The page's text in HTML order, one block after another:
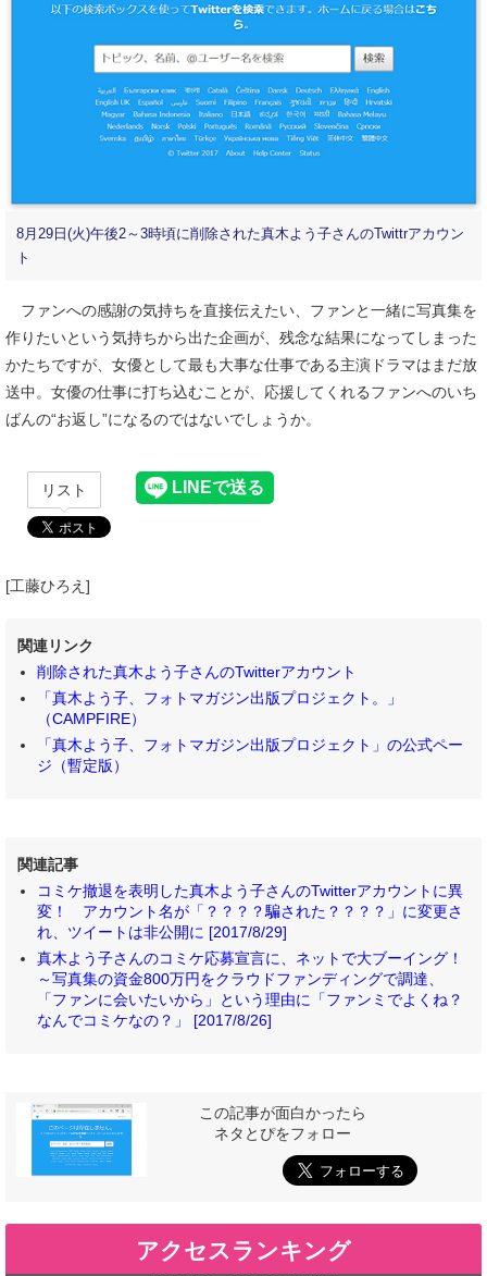
8月29日(火)午後2～3時頃に削除された真木よう子さんのTwittrアカウン
ト
ファンへの感謝の気持ちを直接伝えたい、ファンと一緒に写真集を
作りたいという気持ちから出た企画が、残念な結果になってしまった
かたちですが、女優として最も大事な仕事である主演ドラマはまだ放
送中。女優の仕事に打ち込むことが、応援してくれるファンへのいち
ばんの“お返し”になるのではないでしょうか。
リスト
[工藤ひろえ]
関連リンク
削除された真木よう子さんのTwitterアカウント
「真木よう子、フォトマガジン出版プロジェクト。」
（CAMPFIRE）
「真木よう子、フォトマガジン出版プロジェクト」の公式ペー
ジ（暫定版）
関連記事
コミケ撤退を表明した真木よう子さんのTwitterアカウントに異
変！ アカウント名が「？？？？騙された？？？？」に変更さ
れ、ツイートは非公開に [2017/8/29]
真木よう子さんのコミケ応募宣言に、ネットで大ブーイング！
～写真集の資金800万円をクラウドファンディングで調達、
「ファンに会いたいから」という理由に「ファンミでよくね？
なんでコミケなの？」 [2017/8/26]
この記事が面白かったら
ネタとぴをフォロー
アクセスランキング